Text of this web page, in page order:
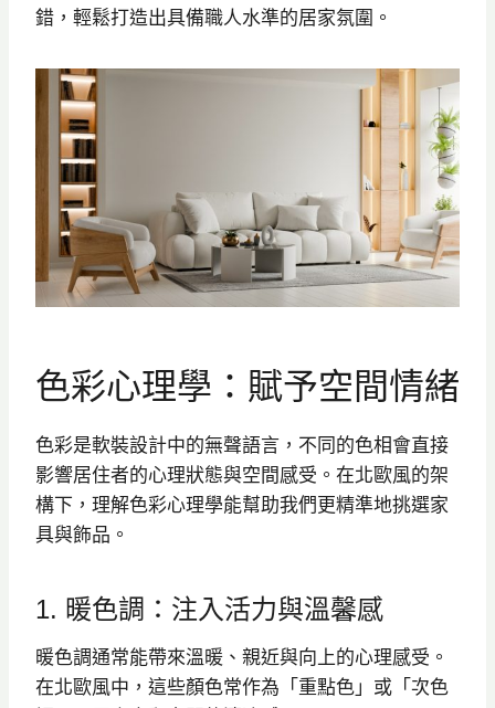
錯，輕鬆打造出具備職人水準的居家氛圍。
色彩心理學：賦予空間情緒
色彩是軟裝設計中的無聲語言，不同的色相會直接
影響居住者的心理狀態與空間感受。在北歐風的架
構下，理解色彩心理學能幫助我們更精準地挑選家
具與飾品。
1. 暖色調：注入活力與溫馨感
暖色調通常能帶來溫暖、親近與向上的心理感受。
在北歐風中，這些顏色常作為「重點色」或「次色